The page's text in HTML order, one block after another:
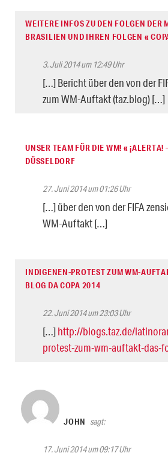
WEITERE INFOS ZU DEN FOLGEN DER
RASILIEN UND IHREN FOLGEN «
3. Juli 2014 um 12:49 Uhr
[…] Bericht über den von der
zum WM-Auftakt (taz.blog) […]
UNSER TEAM FÜR DIE WM! «
DÜSSELDORF
27. Juni 2014 um 01:26 Uhr
[…] über den von der FIFA
WM-Auftakt […]
INDIGENEN-PROTEST ZUM WM-
BLOG DA COPA 2014
22. Juni 2014 um 23:03 Uhr
[…]http://blogs.taz.de/
protest-zum-wm-auftakt-das-
JOHN sagt:
17. Juni 2014 um 09:17 Uhr